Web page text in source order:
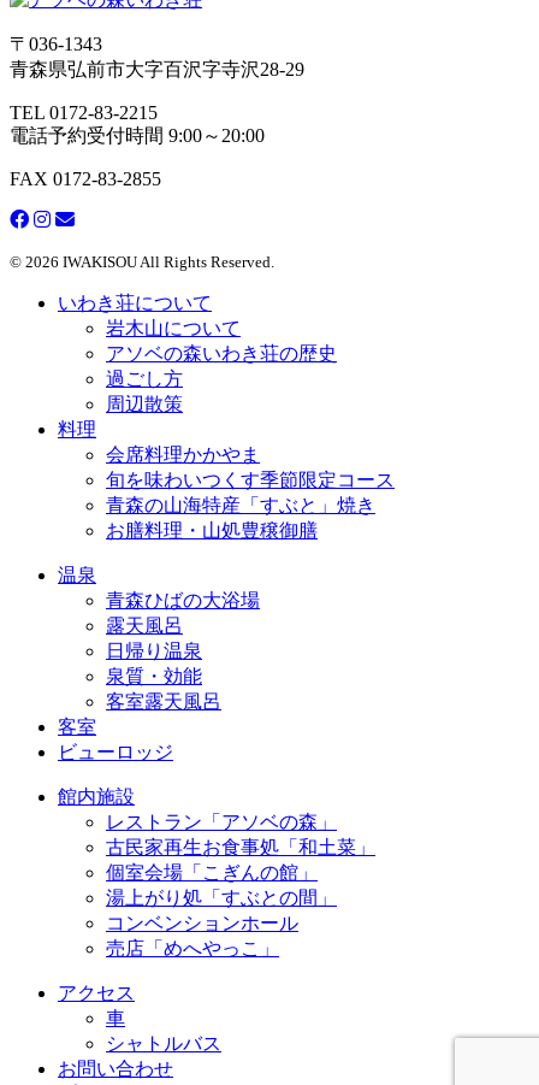
〒036-1343
青森県弘前市大字百沢字寺沢28-29
TEL 0172-83-2215
電話予約受付時間 9:00～20:00
FAX 0172-83-2855
© 2026 IWAKISOU All Rights Reserved.
いわき荘について
岩木山について
アソベの森いわき荘の歴史
過ごし方
周辺散策
料理
会席料理かかやま
旬を味わいつくす季節限定コース
青森の山海特産「すぶと」焼き
お膳料理・山処豊穣御膳
温泉
青森ひばの大浴場
露天風呂
日帰り温泉
泉質・効能
客室露天風呂
客室
ビューロッジ
館内施設
レストラン「アソベの森」
古民家再生お食事処「和土菜」
個室会場「こぎんの館」
湯上がり処「すぶとの間」
コンベンションホール
売店「めへやっこ」
アクセス
車
シャトルバス
お問い合わせ